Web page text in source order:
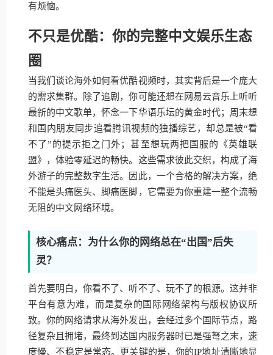
有烦恼。
不只是优酷：你的完整中文娱乐生态
圈
当我们谈论海外如何看优酷视频时，其实背后是一个庞大
的需求集群。除了追剧，你可能还想在网易云音乐上听听
最新的中文歌单，怀念一下华语乐坛的黄金时代；周末想
和国内朋友同步追看腾讯视频的独播综艺，却总是被“看
不了”的提示拒之门外；甚至想玩两把国服的《英雄联
盟》，体验零延迟的畅快。这些需求彼此交织，构成了海
外游子的完整数字生活。因此，一个合格的解决方案，绝
不能是头痛医头、脚痛医脚，它需要为你重建一整个流畅
无阻的中文网络环境。
核心痛点：为什么你的网络总在“出国”后失
灵？
首先要明白，你看不了、听不了、玩不了的根源。这并非
平台有意为难，而是复杂的国际网络架构与版权协议所
致。你的网络请求从海外发出，会经过多个国际节点，路
径复杂且拥堵，最终到达国内服务器时已是强弩之末，速
度慢、不稳定是常态。更关键的是，你的IP地址清晰地显